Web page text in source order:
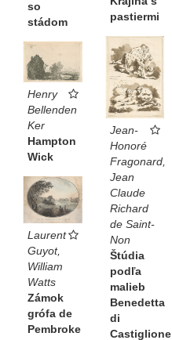
so
stádom
pastiermi
Jean-
Honoré
Fragonard,
Jean
Claude
Richard
de Saint-
Non
Štúdia
podľa
malieb
Benedetta
di
Castiglione
Henry
Bellenden
Ker
Hampton
Wick
Laurent
Guyot,
William
Watts
Zámok
grófa de
Pembroke